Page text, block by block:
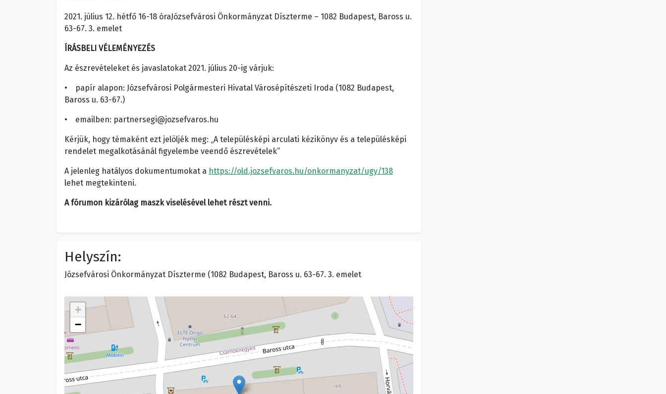
2021. július 12. hétfő 16-18 óraJózsefvárosi Önkormányzat Díszterme – 1082 Budapest, Baross u.
63-67. 3. emelet
ÍRÁSBELI VÉLEMÉNYEZÉS
Az észrevételeket és javaslatokat 2021. július 20-ig várjuk:
• papír alapon: Józsefvárosi Polgármesteri Hivatal Városépítészeti Iroda (1082 Budapest,
Baross u. 63-67.)
• emailben: partnersegi@jozsefvaros.hu
Kérjük, hogy témaként ezt jelöljék meg: „A településképi arculati kézikönyv és a településképi
rendelet megalkotásánál figyelembe veendő észrevételek”
A jelenleg hatályos dokumentumokat a https://old.jozsefvaros.hu/onkormanyzat/ugy/138
lehet megtekinteni.
A fórumon kizárólag maszk viselésével lehet részt venni.
Helyszín:
Józsefvárosi Önkormányzat Díszterme (1082 Budapest, Baross u. 63-67. 3. emelet
+
−